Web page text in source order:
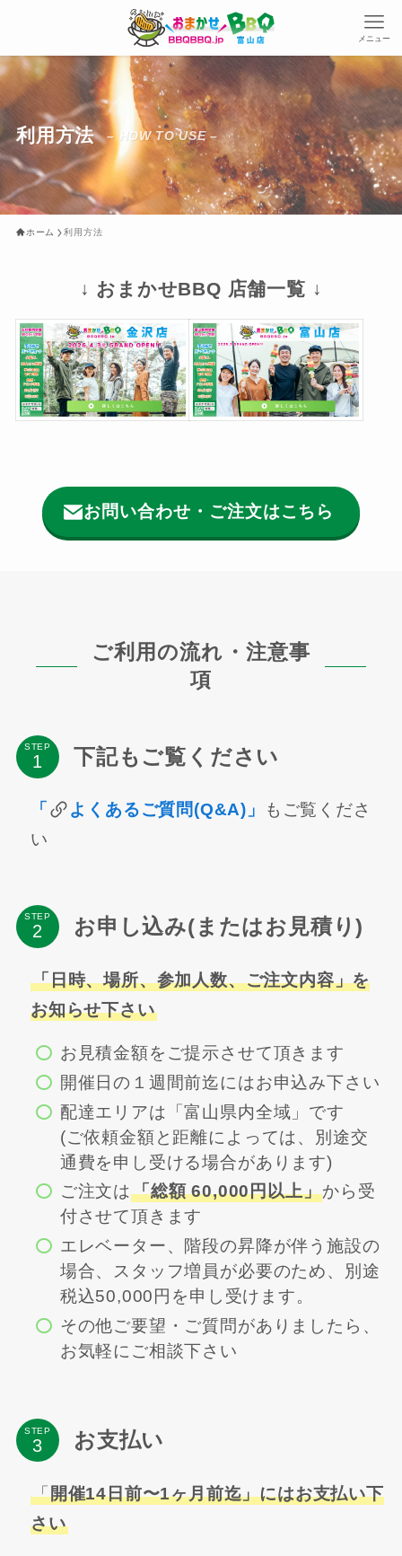
メニュー
利用方法 – HOW TO USE –
ホーム 利用方法
↓ おまかせBBQ 店舗一覧 ↓
お問い合わせ・ご注文はこちら
ご利用の流れ・注意事
項
STEP 下記もご覧ください
「 よくあるご質問(Q&A)」
もご覧くださ
い
STEP お申し込み(またはお見積り)
「日時、場所、参加人数、ご注文内容」を
お知らせ下さい
お見積金額をご提示させて頂きます
開催日の１週間前迄にはお申込み下さい
配達エリアは「富山県内全域」です
(ご依頼金額と距離によっては、別途交
通費を申し受ける場合があります)
ご注文は「総額 60,000円以上」から受
付させて頂きます
エレベーター、階段の昇降が伴う施設の
場合、スタッフ増員が必要のため、別途
税込50,000円を申し受けます。
その他ご要望・ご質問がありましたら、
お気軽にご相談下さい
STEP お支払い
「開催14日前〜1ヶ月前迄」にはお支払い下
さい